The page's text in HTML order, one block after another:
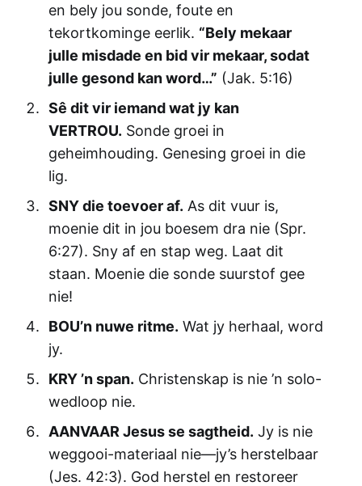
en bely jou sonde, foute en
tekortkominge eerlik. “Bely mekaar
julle misdade en bid vir mekaar, sodat
julle gesond kan word…” (Jak. 5:16)
Sê dit vir iemand wat jy kan
VERTROU. Sonde groei in
geheimhouding. Genesing groei in die
lig.
SNY die toevoer af. As dit vuur is,
moenie dit in jou boesem dra nie (Spr.
6:27). Sny af en stap weg. Laat dit
staan. Moenie die sonde suurstof gee
nie!
BOU’n nuwe ritme. Wat jy herhaal, word
jy.
KRY ’n span. Christenskap is nie ’n solo-
wedloop nie.
AANVAAR Jesus se sagtheid. Jy is nie
weggooi-materiaal nie—jy’s herstelbaar
(Jes. 42:3). God herstel en restoreer